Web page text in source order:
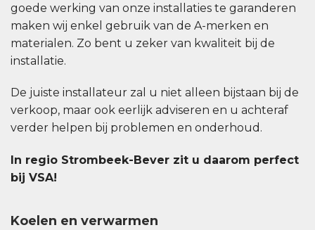
goede werking van onze installaties te garanderen
maken wij enkel gebruik van de A-merken en
materialen. Zo bent u zeker van kwaliteit bij de
installatie.
De juiste installateur zal u niet alleen bijstaan bij de
verkoop, maar ook eerlijk adviseren en u achteraf
verder helpen bij problemen en onderhoud.
In regio Strombeek-Bever zit u daarom perfect
bij VSA!
Koelen en verwarmen